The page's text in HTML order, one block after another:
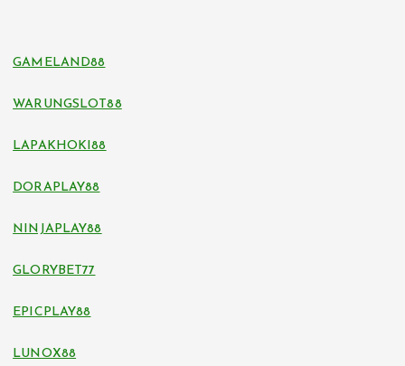
GAMELAND88
WARUNGSLOT88
LAPAKHOKI88
DORAPLAY88
NINJAPLAY88
GLORYBET77
EPICPLAY88
LUNOX88